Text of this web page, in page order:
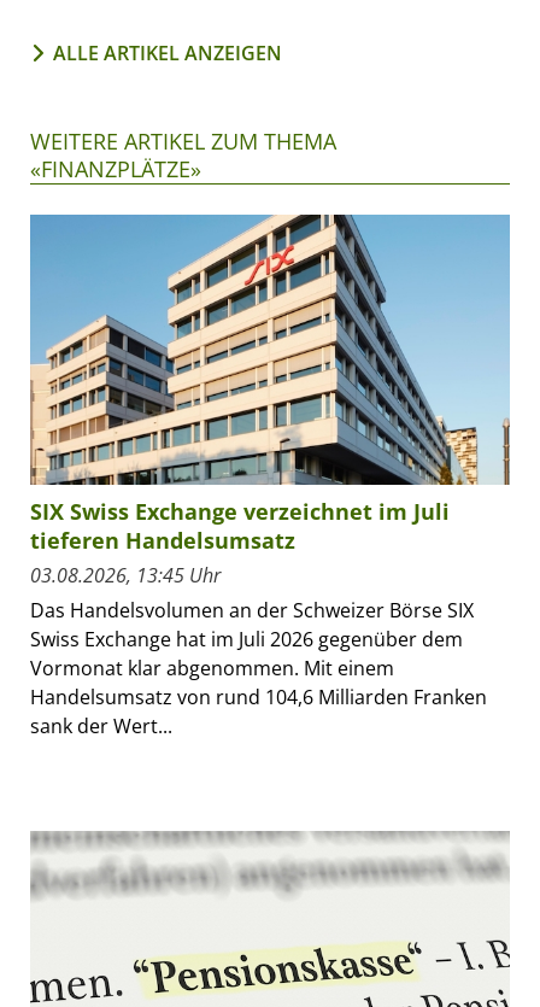
ALLE ARTIKEL ANZEIGEN
WEITERE ARTIKEL ZUM THEMA
«FINANZPLÄTZE»
SIX Swiss Exchange verzeichnet im Juli
tieferen Handelsumsatz
03.08.2026, 13:45 Uhr
Das Handelsvolumen an der Schweizer Börse SIX
Swiss Exchange hat im Juli 2026 gegenüber dem
Vormonat klar abgenommen. Mit einem
Handelsumsatz von rund 104,6 Milliarden Franken
sank der Wert...